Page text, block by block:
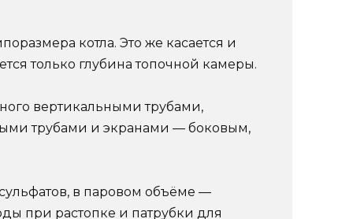
котла. Это же касается и
только глубина топочной камеры.
вертикальными трубами,
трубами и экранами — боковым,
в паровом объёме —
при растопке и патрубки для